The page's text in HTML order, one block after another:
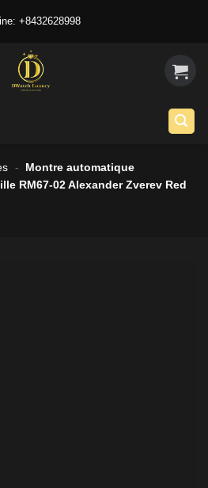
+8432628998
-
Montre automatique
RM67-02 Alexander Zverev Red